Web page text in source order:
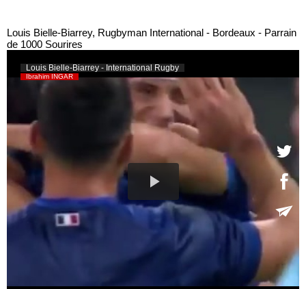
Louis Bielle-Biarrey, Rugbyman International - Bordeaux - Parrain
de 1000 Sourires